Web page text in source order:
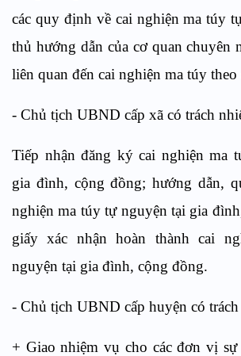
các quy định về cai nghiện ma túy
thủ hướng dẫn của cơ quan chuyên
liên quan đến cai nghiện ma túy
- Chủ tịch UBND cấp xã có trách
Tiếp nhận đăng ký cai nghiện ma
gia đình, cộng đồng; hướng dẫn,
nghiện ma túy tự nguyện tại gia
giấy xác nhận hoàn thành cai
nguyện tại gia đình, cộng đồng.
- Chủ tịch UBND cấp huyện có
+ Giao nhiệm vụ cho các đơn vị